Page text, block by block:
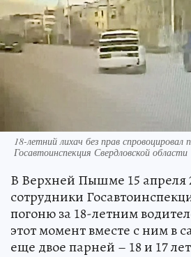
18-летний лихач без прав
Госавтоинспекция Свердловской области
В Верхней Пышме 15 апреля
сотрудники
погоню за 18-летним
этот момент вместе с ним в
еще двое парней – 18 и 17